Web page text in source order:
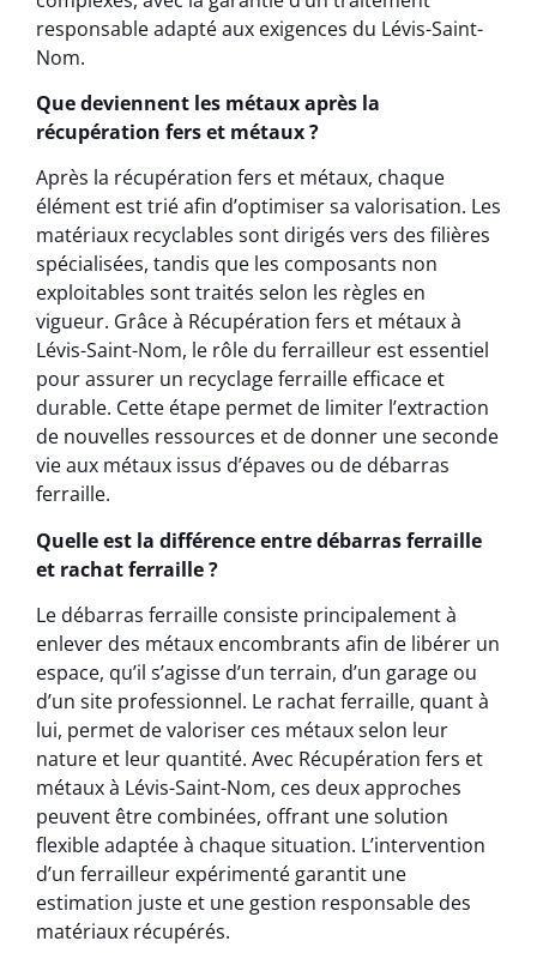
responsable adapté aux exigences du Lévis-Saint-
Nom.
Que deviennent les métaux après la
récupération fers et métaux ?
Après la récupération fers et métaux, chaque
élément est trié afin d’optimiser sa valorisation. Les
matériaux recyclables sont dirigés vers des filières
spécialisées, tandis que les composants non
exploitables sont traités selon les règles en
vigueur. Grâce à Récupération fers et métaux à
Lévis-Saint-Nom, le rôle du ferrailleur est essentiel
pour assurer un recyclage ferraille efficace et
durable. Cette étape permet de limiter l’extraction
de nouvelles ressources et de donner une seconde
vie aux métaux issus d’épaves ou de débarras
ferraille.
Quelle est la différence entre débarras ferraille
et rachat ferraille ?
Le débarras ferraille consiste principalement à
enlever des métaux encombrants afin de libérer un
espace, qu’il s’agisse d’un terrain, d’un garage ou
d’un site professionnel. Le rachat ferraille, quant à
lui, permet de valoriser ces métaux selon leur
nature et leur quantité. Avec Récupération fers et
métaux à Lévis-Saint-Nom, ces deux approches
peuvent être combinées, offrant une solution
flexible adaptée à chaque situation. L’intervention
d’un ferrailleur expérimenté garantit une
estimation juste et une gestion responsable des
matériaux récupérés.